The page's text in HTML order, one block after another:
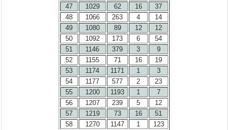
47
1029 62 16
37
48
1066 263 4
14
49
1080 89 12
12
50
1092 173 6
54
51
1146 379 3
9
52
1155 71 16
19
53
1174 1171 1
3
54
1177 577 2
23
55
1200 1193 1
7
56
1207 239 5
12
57
1219 73 16
51
58
1270 1147 1
123